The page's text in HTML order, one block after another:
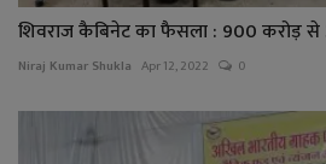
शिवराज कैबिनेट का फैसला : 900 करोड़
Niraj Kumar Shukla Apr 12, 2022 0